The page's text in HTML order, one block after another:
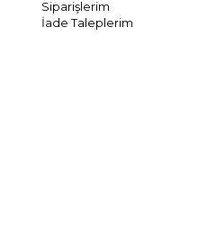
Siparişlerim
İade Taleplerim